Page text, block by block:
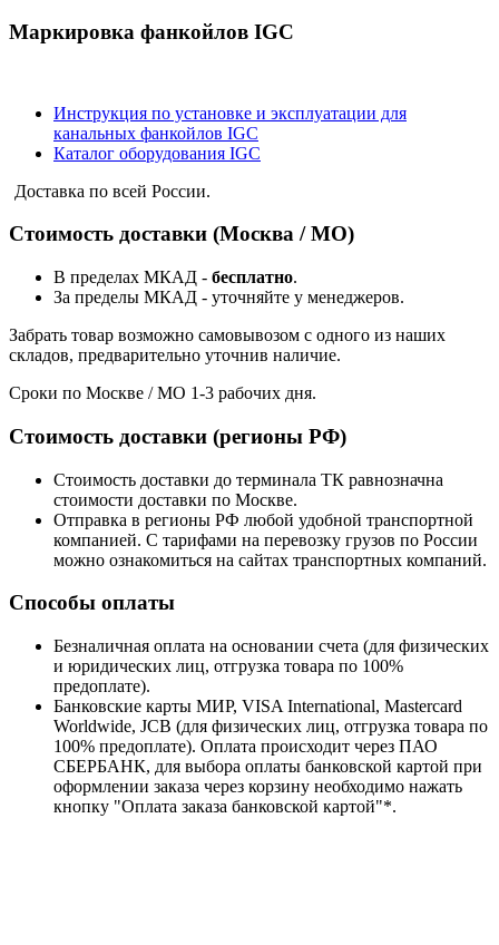
Маркировка фанкойлов IGC
Инструкция по установке и эксплуатации для
канальных фанкойлов IGC
Каталог оборудования IGC
Доставка по всей России.
Стоимость доставки (Москва / МО)
В пределах МКАД - бесплатно.
За пределы МКАД - уточняйте у менеджеров.
Забрать товар возможно самовывозом с одного из наших
складов, предварительно уточнив наличие.
Сроки по Москве / МО 1-3 рабочих дня.
Стоимость доставки (регионы РФ)
Стоимость доставки до терминала ТК равнозначна
стоимости доставки по Москве.
Отправка в регионы РФ любой удобной транспортной
компанией. С тарифами на перевозку грузов по России
можно ознакомиться на сайтах транспортных компаний.
Способы оплаты
Безналичная оплата на основании счета (для физических
и юридических лиц, отгрузка товара по 100%
предоплате).
Банковские карты МИР, VISA International, Mastercard
Worldwide, JCB (для физических лиц, отгрузка товара по
100% предоплате). Оплата происходит через ПАО
СБЕРБАНК, для выбора оплаты банковской картой при
оформлении заказа через корзину необходимо нажать
кнопку "Оплата заказа банковской картой"*.